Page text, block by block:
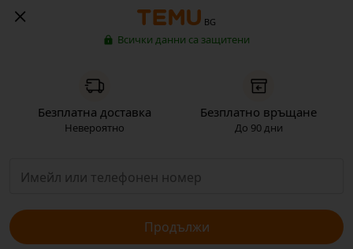
BG
Всички данни са защитени
Безплатна доставка
Невероятно
Безплатно връщане
До 90 дни
Продължи